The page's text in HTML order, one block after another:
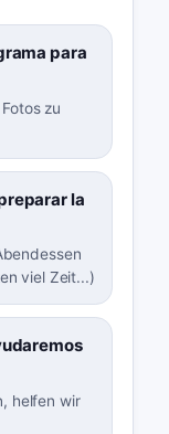
para
zu
la
viel Zeit...)
helfen wir